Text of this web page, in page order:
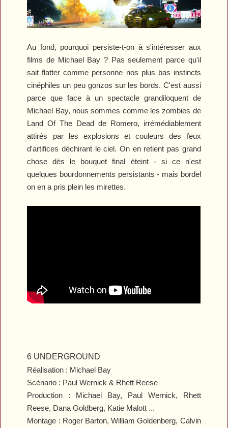
Au fond, pourquoi persiste-t-on à s'intéresser aux
films de Michael Bay ? Pas seulement parce qu'il
sait flatter comme personne nos plus bas instincts
cinéphiles un peu gonzos sur les bords. C'est aussi
parce que face à un spectacle grandiloquent de
Michael Bay, nous sommes comme les zombies de
Land Of The Dead de Romero, irrémédiablement
attirés par les explosions et couleurs des feux
d'artifices déchirant le ciel. On en retient pas grand
chose dès le bouquet final éteint - si ce n'est
quelques bourdonnements persistants - mais bordel
on en a pris plein les mirettes.
6 UNDERGROUND
Réalisation : Michael Bay
Scénario : Paul Wernick & Rhett Reese
Production : Michael Bay, Paul Wernick, Rhett
Reese, Dana Goldberg, Katie Malott ...
Montage : Roger Barton, William Goldenberg, Calvin